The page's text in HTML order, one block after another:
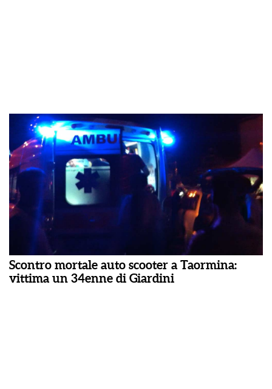
Scontro mortale auto scooter a Taormina:
vittima un 34enne di Giardini